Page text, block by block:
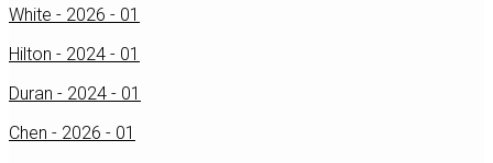
White - 2026 - 01
Hilton - 2024 - 01
Duran - 2024 - 01
Chen - 2026 - 01